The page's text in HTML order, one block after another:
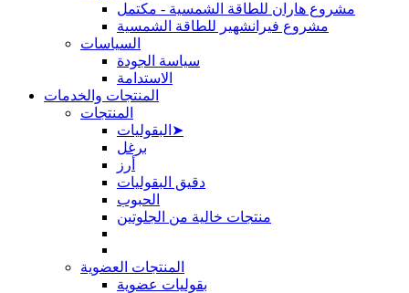
مشروع هاران للطاقة الشمسية - مكتمل
مشروع فيرانشهير للطاقة الشمسية
السياسات
سياسة الجودة
الاستدامة
المنتجات والخدمات
المنتجات
البقوليات➤
برغل
أرز
دقيق البقوليات
الحبوب
منتجات خالية من الجلوتين
المنتجات العضوية
بقوليات عضوية